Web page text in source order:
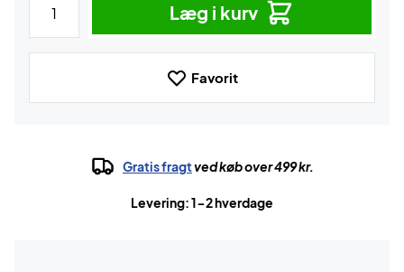
Læg i kurv
Favorit
Gratis fragtved køb over 499 kr.
Levering: 1-2 hverdage